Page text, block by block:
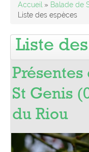
Accueil » Balade de
Liste des espèces
Liste
Présentes
St Genis
du Riou